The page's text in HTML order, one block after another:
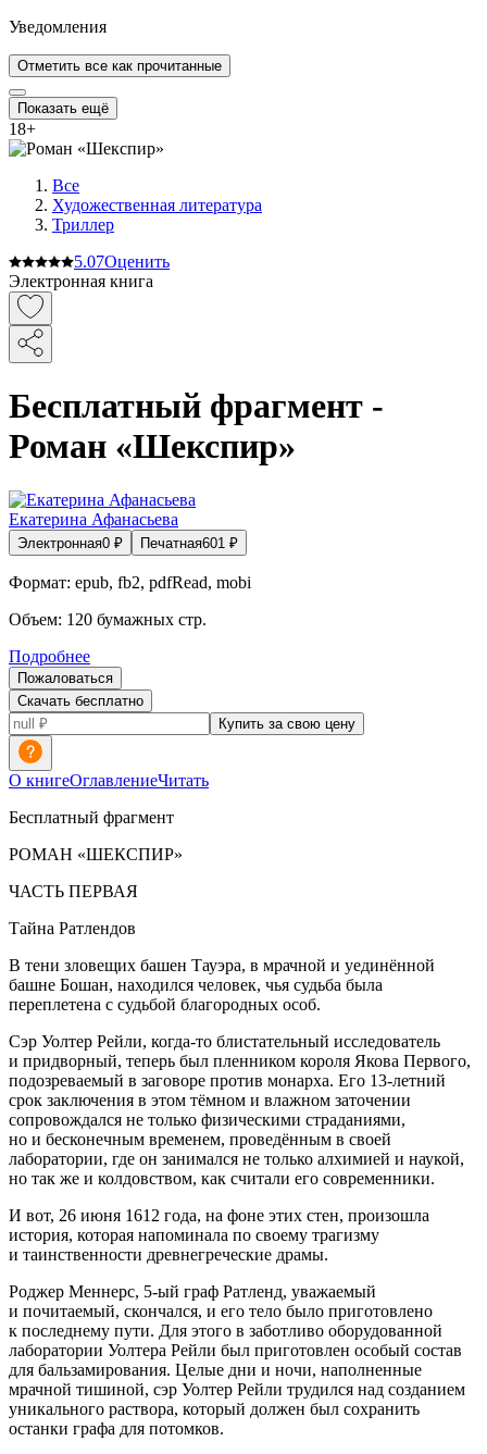
Уведомления
Отметить все как прочитанные
Показать ещё
18+
Все
Художественная литература
Триллер
5.07Оценить
Электронная книга
Бесплатный фрагмент -
Роман «Шекспир»
Екатерина Афанасьева
Электронная0 ₽ Печатная601 ₽
Формат: epub, fb2, pdfRead, mobi
Объем: 120 бумажных стр.
Подробнее
Пожаловаться
Скачать бесплатно
Купить за свою цену
О книгеОглавлениеЧитать
Бесплатный фрагмент
РОМАН «ШЕКСПИР»
ЧАСТЬ ПЕРВАЯ
Тайна Ратлендов
В тени зловещих башен Тауэра, в мрачной и уединённой
башне Бошан, находился человек, чья судьба была
переплетена с судьбой благородных особ.
Сэр Уолтер Рейли, когда-то блистательный исследователь
и придворный, теперь был пленником короля Якова Первого,
подозреваемый в заговоре против монарха. Его 13-летний
срок заключения в этом тёмном и влажном заточении
сопровождался не только физическими страданиями,
но и бесконечным временем, проведённым в своей
лаборатории, где он занимался не только алхимией и наукой,
но так же и колдовством, как считали его современники.
И вот, 26 июня 1612 года, на фоне этих стен, произошла
история, которая напоминала по своему трагизму
и таинственности древнегреческие драмы.
Роджер Меннерс, 5-ый граф Ратленд, уважаемый
и почитаемый, скончался, и его тело было приготовлено
к последнему пути. Для этого в заботливо оборудованной
лаборатории Уолтера Рейли был приготовлен особый состав
для бальзамирования. Целые дни и ночи, наполненные
мрачной тишиной, сэр Уолтер Рейли трудился над созданием
уникального раствора, который должен был сохранить
останки графа для потомков.